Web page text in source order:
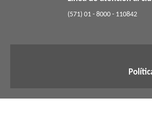
(571) 01 - 8000 - 110842